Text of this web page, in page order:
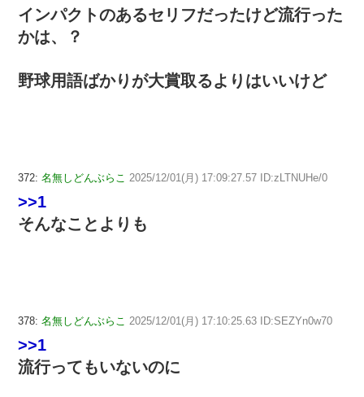
インパクトのあるセリフだったけど流行った
かは、？
野球用語ばかりが大賞取るよりはいいけど
372: 名無しどんぶらこ 2025/12/01(月) 17:09:27.57 ID:zLTNUHe/0
>>1
そんなことよりも
378: 名無しどんぶらこ 2025/12/01(月) 17:10:25.63 ID:SEZYn0w70
>>1
流行ってもいないのに